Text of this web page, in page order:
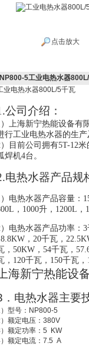
点击放大
NP800-5工业电热水器
业电热水器800L/5千瓦
公司介绍：
上海新宁热能设备有
行工业电热水器的生
目前公司拥有5T-12
焊机4台。
.电热水器产品规
）电热水器产品容量：
，1000升，1200L，
电热水器产品功率：
，20千瓦，
，50KW，54千瓦，
， 120千瓦，150千瓦
上海新宁热能设
．电热水器主要
）型号： NP800-5
）额定电压： 380V
）额定功率： 5 KW
）额定电流： 7.5 A